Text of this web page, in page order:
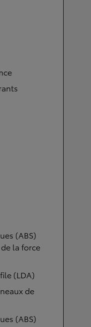
(ABS)
la force
(LDA)
de
(ABS)